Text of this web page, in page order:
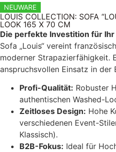
NEUWARE
LOUIS COLLECTION: SOFA
LOOK 165 X 70 CM
Die perfekte Investition für
Sofa „Louis“ vereint
moderner Strapazierfähigkeit.
anspruchsvollen Einsatz in der
Profi-Qualität: Robuster
authentischen Washed-
Zeitloses Design: Hohe
verschiedenen Event-
Klassisch).
B2B-Fokus: Ideal für